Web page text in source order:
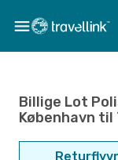
Billige Lot
København til